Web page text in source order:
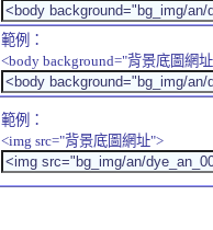
範例：
<body background="背景底圖網
範例：
<img src="背景底圖網址">